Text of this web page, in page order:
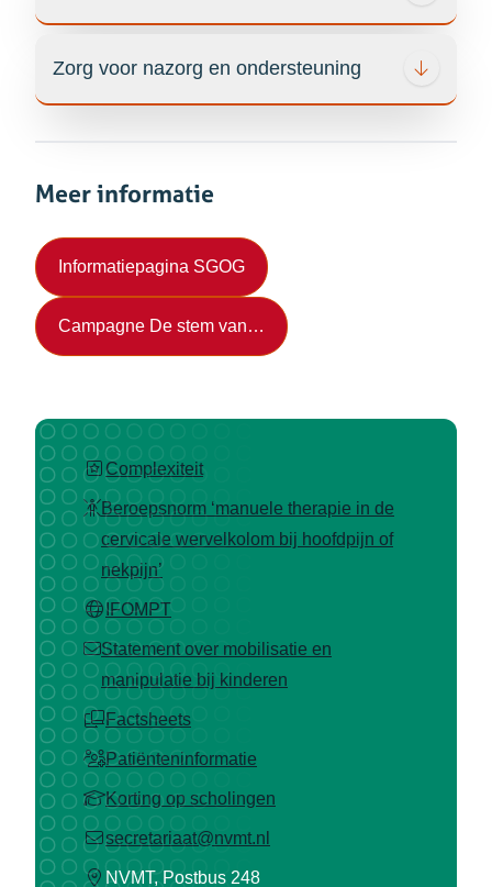
Zorg voor nazorg en ondersteuning
Meer informatie
Informatiepagina SGOG(opent in nieuw tabblad)
Campagne De stem van… (opent in nieuw tabblad)
Complexiteit
Beroepsnorm ‘manuele therapie in de
cervicale wervelkolom bij hoofdpijn of
nekpijn’
IFOMPT
Statement over mobilisatie en
manipulatie bij kinderen
Factsheets
Patiënteninformatie
Korting op scholingen
secretariaat@nvmt.nl
NVMT, Postbus 248